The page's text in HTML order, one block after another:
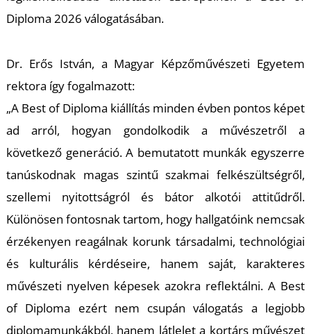
Diploma 2026 válogatásában.
Dr. Erős István, a Magyar Képzőművészeti Egyetem
rektora így fogalmazott:
„A Best of Diploma kiállítás minden évben pontos képet
ad arról, hogyan gondolkodik a művészetről a
következő generáció. A bemutatott munkák egyszerre
tanúskodnak magas szintű szakmai felkészültségről,
szellemi nyitottságról és bátor alkotói attitűdről.
Különösen fontosnak tartom, hogy hallgatóink nemcsak
érzékenyen reagálnak korunk társadalmi, technológiai
és kulturális kérdéseire, hanem saját, karakteres
művészeti nyelven képesek azokra reflektálni. A Best
of Diploma ezért nem csupán válogatás a legjobb
diplomamunkákból, hanem látlelet a kortárs művészet